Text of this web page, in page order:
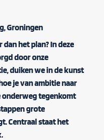
Groningen
het plan? In deze
door onze
, duiken we in de kunst
je van ambitie naar
onderweg tegenkomt
grote
Centraal staat het